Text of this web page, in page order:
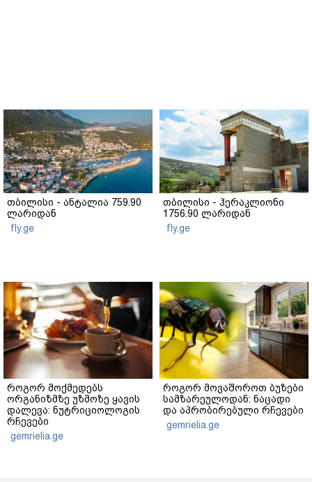
თბილისი - ანტალია 759.90
ლარიდან
fly.ge
თბილისი - ჰერაკლიონი
1756.90 ლარიდან
fly.ge
როგორ მოქმედებს
ორგანიზმზე უზმოზე ყავის
დალევა: ნუტრიციოლოგის
რჩევები
gemrielia.ge
როგორ მოვაშოროთ ბუზები
სამზარეულოდან: ნაცადი
და აპრობირებული რჩევები
gemrielia.ge